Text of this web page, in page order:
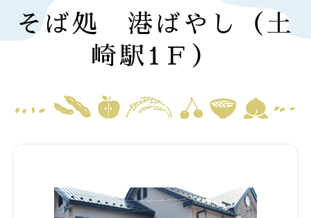
そば処 港ばやし（土
崎駅1Ｆ）